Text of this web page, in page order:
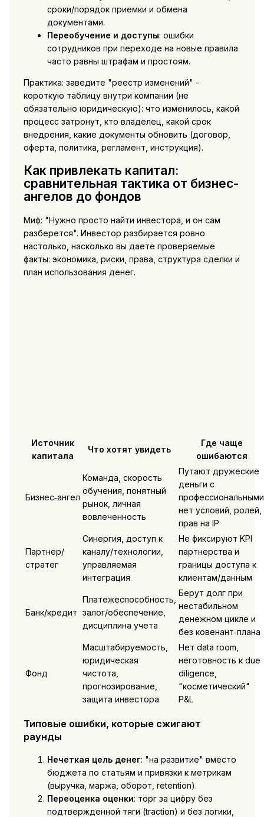
сроки/порядок приемки и обмена
документами.
Переобучение и доступы: ошибки
сотрудников при переходе на новые правила
часто равны штрафам и простоям.
Практика: заведите "реестр изменений" -
короткую таблицу внутри компании (не
обязательно юридическую): что изменилось, какой
процесс затронут, кто владелец, какой срок
внедрения, какие документы обновить (договор,
оферта, политика, регламент, инструкция).
Как привлекать капитал:
сравнительная тактика от бизнес-
ангелов до фондов
Миф: "Нужно просто найти инвестора, и он сам
разберется". Инвестор разбирается ровно
настолько, насколько вы даете проверяемые
факты: экономика, риски, права, структура сделки и
план использования денег.
Источник
капитала
Что хотят увидеть
Где чаще
ошибаются
Бизнес‑ангел
Команда, скорость
обучения, понятный
рынок, личная
вовлеченность
Путают дружеские
деньги с
нет условий, ролей,
прав на IP
Партнер/
стратег
Синергия, доступ к
каналу/технологии,
управляемая
интеграция
Не фиксируют KPI
партнерства и
границы доступа к
клиентам/данным
Банк/кредит
Платежеспособность,
залог/обеспечение,
дисциплина учета
Берут долг при
нестабильном
денежном цикле и
без ковенант‑плана
Фонд
Масштабируемость,
юридическая
чистота,
прогнозирование,
защита инвестора
Нет data room,
неготовность к due
diligence,
"косметический"
P&L
Типовые ошибки, которые сжигают
раунды
Нечеткая цель денег: "на развитие" вместо
бюджета по статьям и привязки к метрикам
(выручка, маржа, оборот, retention).
Переоценка оценки: торг за цифру без
подтвержденной тяги (traction) и без логики,